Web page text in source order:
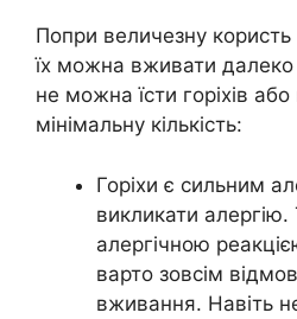
Попри величезну користь
їх можна вживати
не можна їсти горіхів
мінімальну кількість:
Горіхи є сильним
викликати
алергічною
варто зовсім
вживання. Навіть